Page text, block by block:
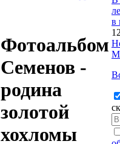
Фотоальбом
Семенов -
родина
золотой
хохломы
в